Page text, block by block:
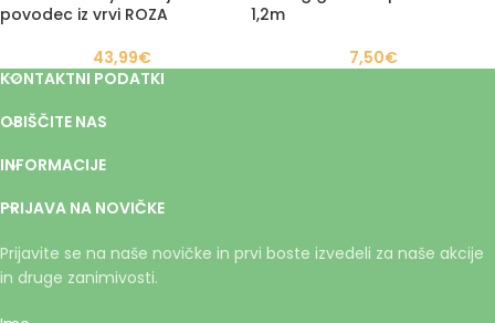
povodec iz vrvi ROZA
43,99€
1,2m
7,50€
KONTAKTNI PODATKI
OBIŠČITE NAS
INFORMACIJE
PRIJAVA NA NOVIČKE
Prijavite se na naše novičke in prvi boste izvedeli za naše akcije
in druge zanimivosti.